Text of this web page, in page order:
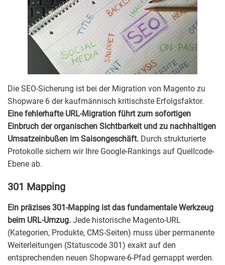
Die SEO-Sicherung ist bei der Migration von Magento zu
Shopware 6 der kaufmännisch kritischste Erfolgsfaktor.
Eine fehlerhafte URL-Migration führt zum sofortigen
Einbruch der organischen Sichtbarkeit und zu nachhaltigen
Umsatzeinbußen im Saisongeschäft. Durch strukturierte
Protokolle sichern wir Ihre Google-Rankings auf Quellcode-
Ebene ab.
301 Mapping
Ein präzises 301-Mapping ist das fundamentale Werkzeug
beim URL-Umzug. Jede historische Magento-URL
(Kategorien, Produkte, CMS-Seiten) muss über permanente
Weiterleitungen (Statuscode 301) exakt auf den
entsprechenden neuen Shopware-6-Pfad gemappt werden.